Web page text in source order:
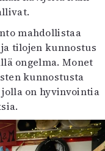
mahdollistaa
tilojen kunnostus
ongelma. Monet
kunnostusta
on hyvinvointia